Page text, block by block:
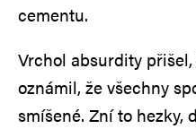
cementu.
Vrchol absurdity
oznámil, že všechny
smíšené. Zní to hezky,